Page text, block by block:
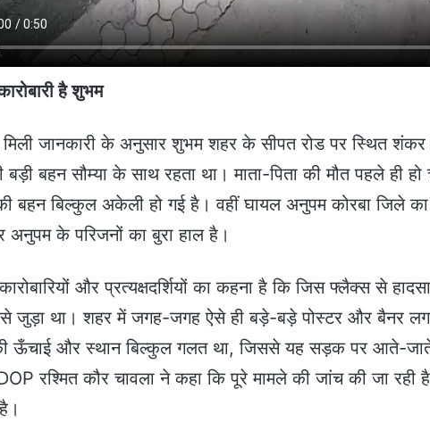
है शुभम
जानकारी के अनुसार शुभम शहर के सीपत रोड पर स्थित शंकर
बड़ी बहन सौम्या के साथ रहता था। माता-पिता की मौत पहले ही
बहन बिल्कुल अकेली हो गई है। वहीं घायल अनुपम कोरबा जिले का
के परिजनों का बुरा हाल है।
और प्रत्यक्षदर्शियों का कहना है कि जिस फ्लैक्स से
से जुड़ा था। शहर में जगह-जगह ऐसे ही बड़े-बड़े पोस्टर और बैनर
ऊँचाई और स्थान बिल्कुल गलत था, जिससे यह सड़क पर आते-
रश्मित कौर चावला ने कहा कि पूरे मामले की जांच की जा रही